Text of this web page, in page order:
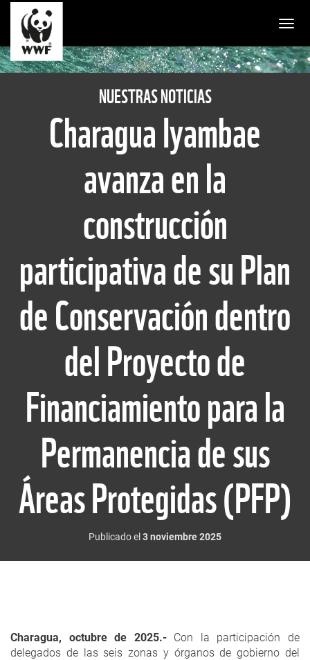
NUESTRAS NOTICIAS
Charagua Iyambae
avanza en la
construcción
participativa de su Plan
de Conservación dentro
del Proyecto de
Financiamiento para la
Permanencia de sus
Áreas Protegidas (PFP)
Publicado el 3 noviembre 2025
Charagua, octubre de 2025.- Con la participación de
delegados de las seis zonas y órganos de gobierno del